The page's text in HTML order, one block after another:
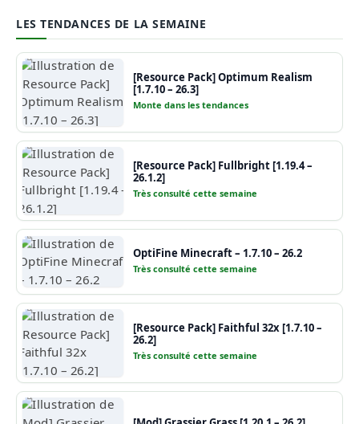
LES TENDANCES DE LA SEMAINE
[Resource Pack] Optimum Realism
[1.7.10 – 26.3]
Monte dans les tendances
[Resource Pack] Fullbright [1.19.4 –
26.1.2]
Très consulté cette semaine
OptiFine Minecraft – 1.7.10 – 26.2
Très consulté cette semaine
[Resource Pack] Faithful 32x [1.7.10 –
26.2]
Très consulté cette semaine